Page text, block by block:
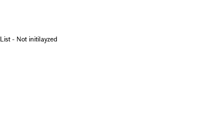
List - Not initilayzed